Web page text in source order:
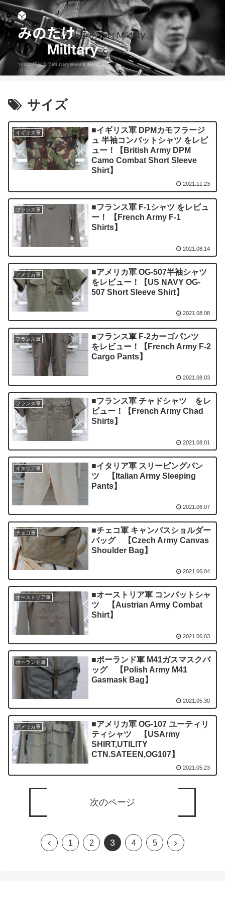
みのたけMilitary
サイズ
イギリス軍
■イギリス軍 DPMカモフラージ
ュ 半袖コンバットシャツ をレビ
ュー！【British Army DPM
Camo Combat Short Sleeve
Shirt】
2021.11.23
フランス軍
■フランス軍 F-1シャツ をレビュ
ー！ 【French Army F-1
Shirts】
2021.08.14
アメリカ軍
■アメリカ軍 OG-507半袖シャツ
をレビュー！【US NAVY OG-
507 Short Sleeve Shirt】
2021.08.08
フランス軍
■フランス軍 F-2カーゴパンツ
をレビュー！【French Army F-2
Cargo Pants】
2021.08.03
フランス軍
■フランス軍 チャドシャツ をレ
ビュー！【French Army Chad
Shirts】
2021.08.01
イタリア軍
■イタリア軍 スリーピングパン
ツ 【Italian Army Sleeping
Pants】
2021.06.07
チェコ軍
■チェコ軍 キャンバスショルダー
バッグ 【Czech Army Canvas
Shoulder Bag】
2021.06.04
オーストリア軍
■オーストリア軍 コンバットシャ
ツ 【Austrian Army Combat
Shirt】
2021.06.03
ポーランド軍
■ポーランド軍 M41ガスマスクバ
ッグ 【Polish Army M41
Gasmask Bag】
2021.05.30
アメリカ軍
■アメリカ軍 OG-107 ユーティリ
ティシャツ 【USArmy
SHIRT,UTILITY
CTN.SATEEN,OG107】
2021.05.23
次のページ
1 2 3 4 5